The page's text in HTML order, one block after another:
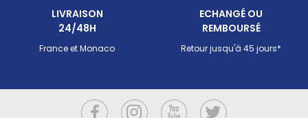
LIVRAISON
24/48H
France et Monaco
ECHANGÉ OU
REMBOURSÉ
Retour jusqu'à 45 jours*